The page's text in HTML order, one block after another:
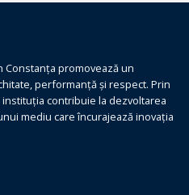
Constanța promovează un
performanță și respect. Prin
contribuie la dezvoltarea
mediu care încurajează inovația